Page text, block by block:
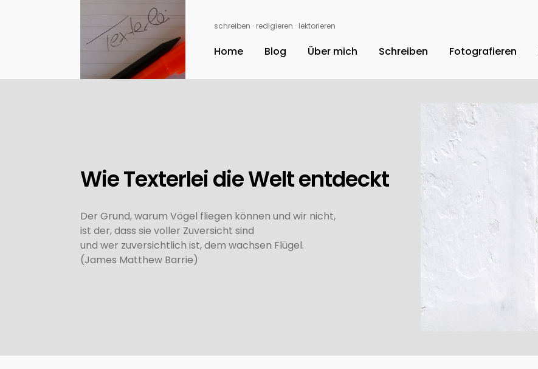
schreiben ∙ redigieren ∙ lektorieren
Home Blog Über mich Schreiben Fotografieren
Wie Texterlei die Welt entdeckt
Der Grund, warum Vögel fliegen können und wir nicht,
ist der, dass sie voller Zuversicht sind
und wer zuversichtlich ist, dem wachsen Flügel.
(James Matthew Barrie)